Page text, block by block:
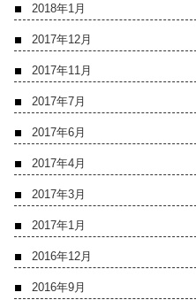
2018年1月
2017年12月
2017年11月
2017年7月
2017年6月
2017年4月
2017年3月
2017年1月
2016年12月
2016年9月